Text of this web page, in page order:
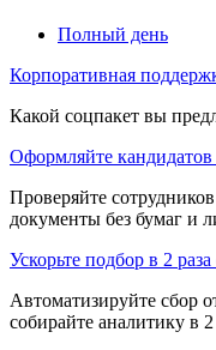
Полный день
Корпоративная
Какой соцпакет вы
Оформляйте
Проверяйте
документы без бумаг и
Ускорьте подбор в 2
Автоматизируйте сбор
собирайте аналитику в